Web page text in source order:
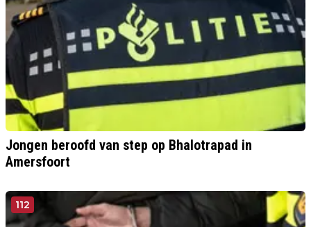
Jongen beroofd van step op Bhalotrapad in
Amersfoort
112